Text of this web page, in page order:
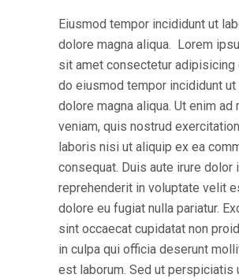
Eiusmod tempor incididunt ut
dolore magna aliqua. Lorem
sit amet consectetur adipisicing
do eiusmod tempor incididunt
dolore magna aliqua. Ut enim ad
veniam, quis nostrud
laboris nisi ut aliquip ex ea
consequat. Duis aute irure dolor
reprehenderit in voluptate velit
dolore eu fugiat nulla pariatur.
sint occaecat cupidatat non
in culpa qui officia deserunt
est laborum. Sed ut perspiciatis